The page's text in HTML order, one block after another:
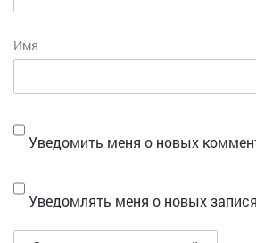
Имя
Уведомить меня о новых
Уведомлять меня о новых